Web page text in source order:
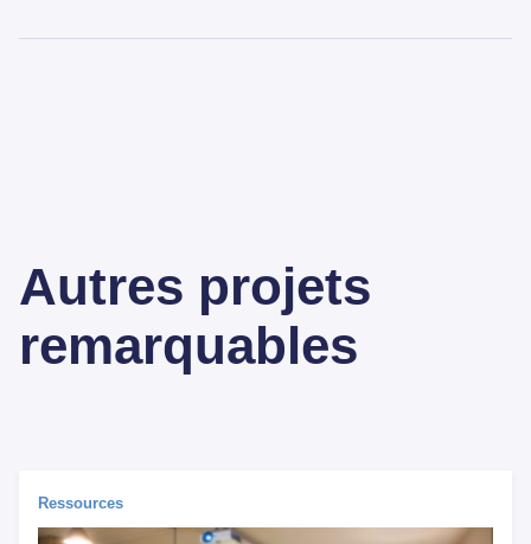
Autres projets
remarquables
Ressources